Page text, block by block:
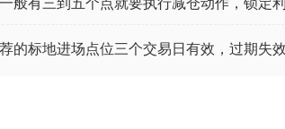
的标地进场点位三个交易日有效，过期失